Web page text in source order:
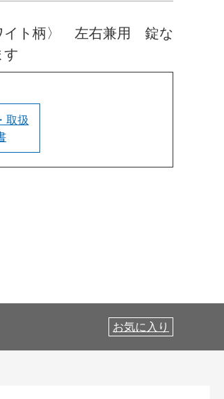
ト柄〉 左右兼用 錠な
す
取扱
お気に入り